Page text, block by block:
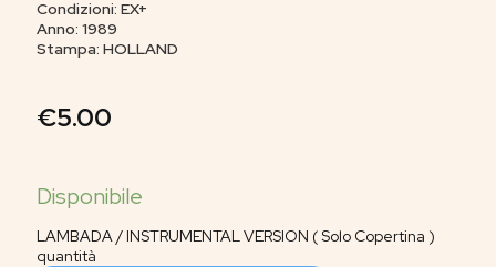
Condizioni: EX+
Anno: 1989
Stampa: HOLLAND
€5.00
LAMBADA / INSTRUMENTAL VERSION ( Solo Copertina )
quantità